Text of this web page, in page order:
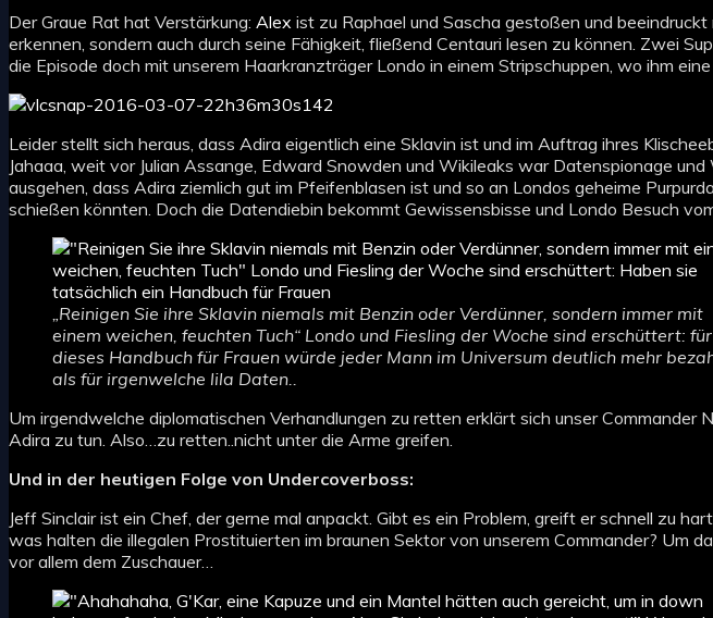
Der Graue Rat hat Verstärkung: Alex ist zu Raphael und Sascha gestoßen und
erkennen, sondern auch durch seine Fähigkeit, fließend Centauri lesen zu können. Zwei
die Episode doch mit unserem Haarkranzträger Londo in einem Stripschuppen, wo ihm
Leider stellt sich heraus, dass Adira eigentlich eine Sklavin ist und im Auftrag ihres
Jahaaa, weit vor Julian Assange, Edward Snowden und Wikileaks war Datenspionage
ausgehen, dass Adira ziemlich gut im Pfeifenblasen ist und so an Londos geheime
schießen könnten. Doch die Datendiebin bekommt Gewissensbisse und Londo Besuch
„Reinigen Sie ihre Sklavin niemals mit Benzin oder Verdünner, sondern immer mit
einem weichen, feuchten Tuch“ Londo und Fiesling der Woche sind erschüttert: für
dieses Handbuch für Frauen würde jeder Mann im Universum deutlich mehr
als für irgenwelche lila Daten..
Um irgendwelche diplomatischen Verhandlungen zu retten erklärt sich unser Commander
Adira zu tun. Also…zu retten..nicht unter die Arme greifen.
Und in der heutigen Folge von Undercoverboss:
Jeff Sinclair ist ein Chef, der gerne mal anpackt. Gibt es ein Problem, greift er schnell zu
was halten die illegalen Prostituierten im braunen Sektor von unserem Commander? Um
vor allem dem Zuschauer…